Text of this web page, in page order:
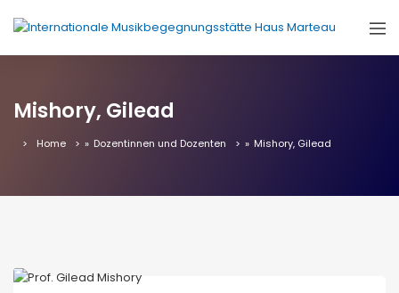
Mishory, Gilead
Home » Dozentinnen und Dozenten » Mishory, Gilead